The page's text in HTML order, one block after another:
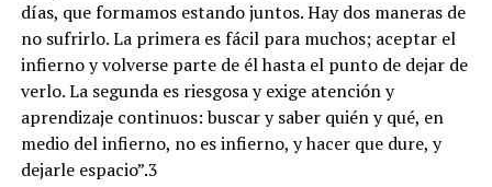
días, que formamos estando juntos. Hay dos maneras de
no sufrirlo. La primera es fácil para muchos; aceptar el
infierno y volverse parte de él hasta el punto de dejar de
verlo. La segunda es riesgosa y exige atención y
aprendizaje continuos: buscar y saber quién y qué, en
medio del infierno, no es infierno, y hacer que dure, y
dejarle espacio”.3